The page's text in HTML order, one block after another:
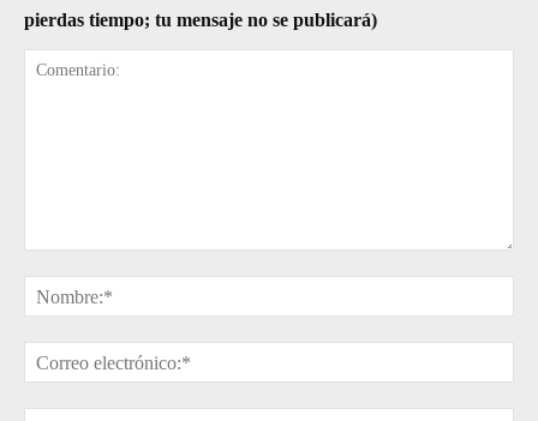
pierdas tiempo; tu mensaje no se publicará)